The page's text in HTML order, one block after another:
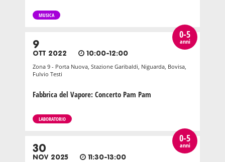
MUSICA
0-5
anni
9
OTT 2022 10:00-12:00
Zona 9 - Porta Nuova, Stazione Garibaldi, Niguarda, Bovisa,
Fulvio Testi
Fabbrica del Vapore: Concerto Pam Pam
LABORATORIO
0-5
anni
30
NOV 2025 11:30-13:00